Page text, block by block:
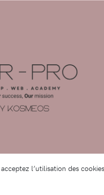
l’utilisation des cookies.